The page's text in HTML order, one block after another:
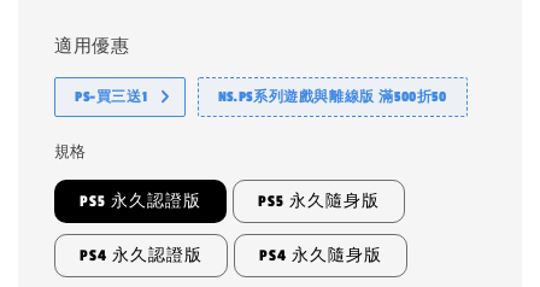
適用優惠
PS-買三送1 NS.PS系列遊戲與離線版 滿500折50
規格
PS5 永久認證版 PS5 永久隨身版
PS4 永久認證版 PS4 永久隨身版